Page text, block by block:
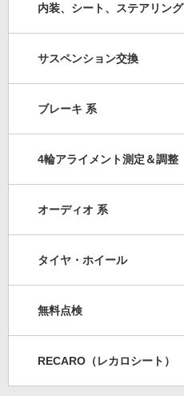
内装、シート、ステアリング
サスペンション交換
ブレーキ 系
4輪アライメント測定＆調整
オーディオ 系
タイヤ・ホイール
無料点検
RECARO（レカロシート）